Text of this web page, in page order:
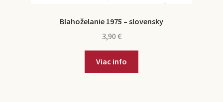
Blahoželanie 1975 – slovensky
3,90 €
Viac info